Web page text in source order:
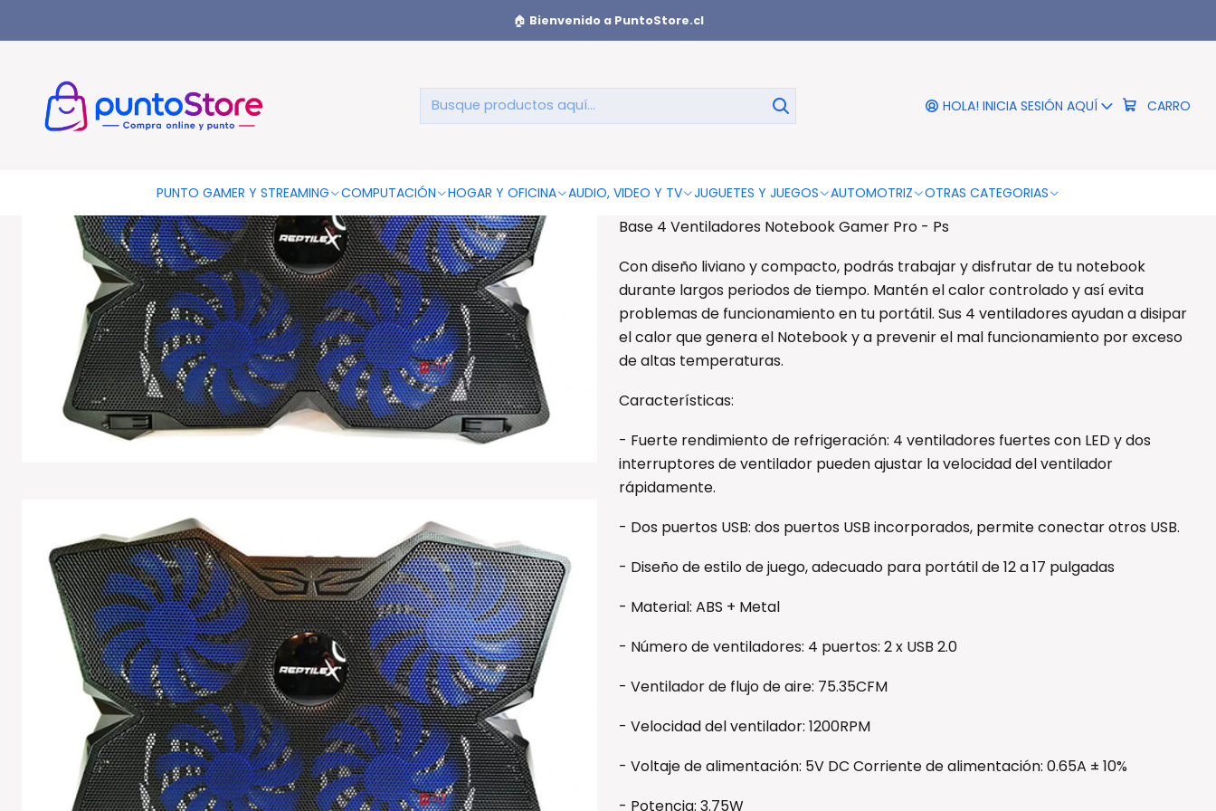
HOLA! INICIA SESIÓN AQUÍ CARRO
PUNTO GAMER Y STREAMING COMPUTACIÓN HOGAR Y OFICINA AUDIO, VIDEO Y TV JUGUETES Y JUEGOS AUTOMOTRIZ OTRAS CATEGORIAS
🏠 Bienvenido a PuntoStore.cl
Base 4 Ventiladores Notebook Gamer Pro - Ps
Base 4 Ventiladores Notebook Gamer
Pro - Ps
DESCRIPCIÓN
Base 4 Ventiladores Notebook Gamer Pro - Ps
Con diseño liviano y compacto, podrás trabajar y disfrutar de tu notebook
durante largos periodos de tiempo. Mantén el calor controlado y así evita
problemas de funcionamiento en tu portátil. Sus 4 ventiladores ayudan a disipar
el calor que genera el Notebook y a prevenir el mal funcionamiento por exceso
de altas temperaturas.
Características:
- Fuerte rendimiento de refrigeración: 4 ventiladores fuertes con LED y dos
interruptores de ventilador pueden ajustar la velocidad del ventilador
rápidamente.
- Dos puertos USB: dos puertos USB incorporados, permite conectar otros USB.
- Diseño de estilo de juego, adecuado para portátil de 12 a 17 pulgadas
- Material: ABS + Metal
- Número de ventiladores: 4 puertos: 2 x USB 2.0
- Ventilador de flujo de aire: 75.35CFM
- Velocidad del ventilador: 1200RPM
- Voltaje de alimentación: 5V DC Corriente de alimentación: 0.65A ± 10%
- Potencia: 3.75W